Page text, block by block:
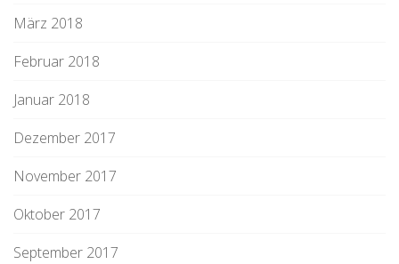
März 2018
Februar 2018
Januar 2018
Dezember 2017
November 2017
Oktober 2017
September 2017